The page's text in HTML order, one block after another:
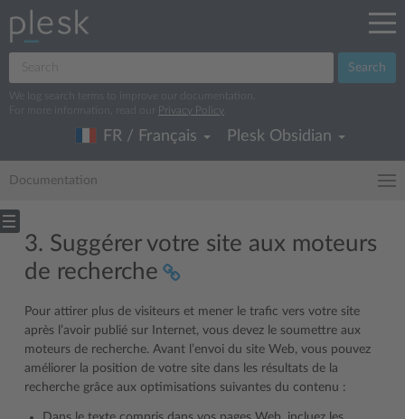
Search
We log search terms to improve our documentation.
For more information, read our
Privacy Policy
FR / Français Plesk Obsidian
Documentation
3. Suggérer votre site aux moteurs
de recherche
Pour attirer plus de visiteurs et mener le trafic vers votre site
après l’avoir publié sur Internet, vous devez le soumettre aux
moteurs de recherche. Avant l’envoi du site Web, vous pouvez
améliorer la position de votre site dans les résultats de la
recherche grâce aux optimisations suivantes du contenu :